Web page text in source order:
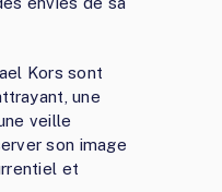
Kors sont
une
veille
son image
et